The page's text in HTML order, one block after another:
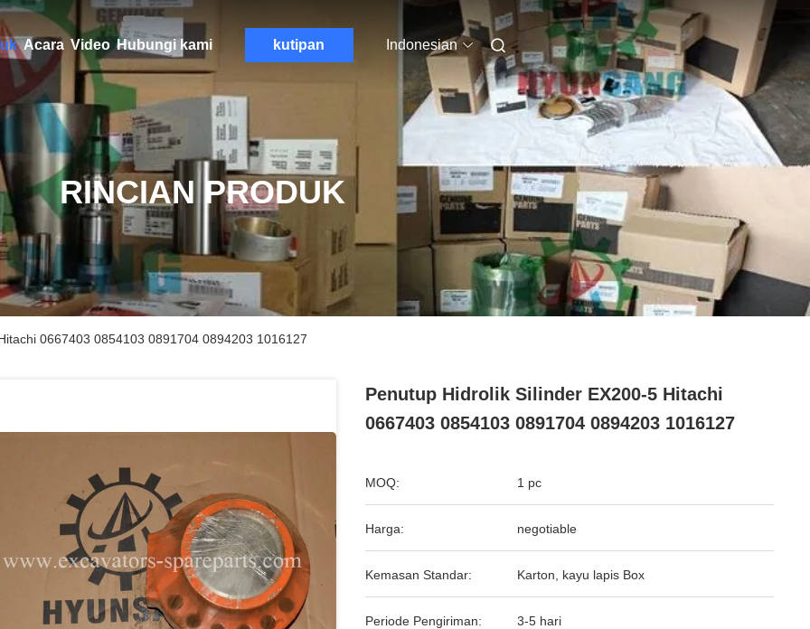
Acara Video Hubungi kami kutipan Indonesian
RINCIAN PRODUK
0667403 0854103 0891704 0894203 1016127
Penutup Hidrolik Silinder EX200-5 Hitachi
0667403 0854103 0891704 0894203 1016127
MOQ: 1 pc
Harga: negotiable
Kemasan Standar: Karton, kayu lapis Box
Periode Pengiriman: 3-5 hari